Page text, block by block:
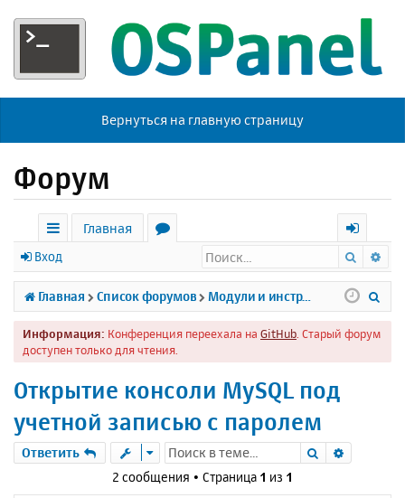
Вернуться на главную страницу
Форум
с
ы
л
к
Главная
р
у
м
х
о
д
Вход Поиск
Главная Список форумов Модули и инструменты
Информация: Конференция переехала на GitHub . Старый форум
доступен только для чтения.
Открытие консоли MySQL под
учетной записью с паролем
Ответить Поиск
2 сообщения • Страница 1 из 1